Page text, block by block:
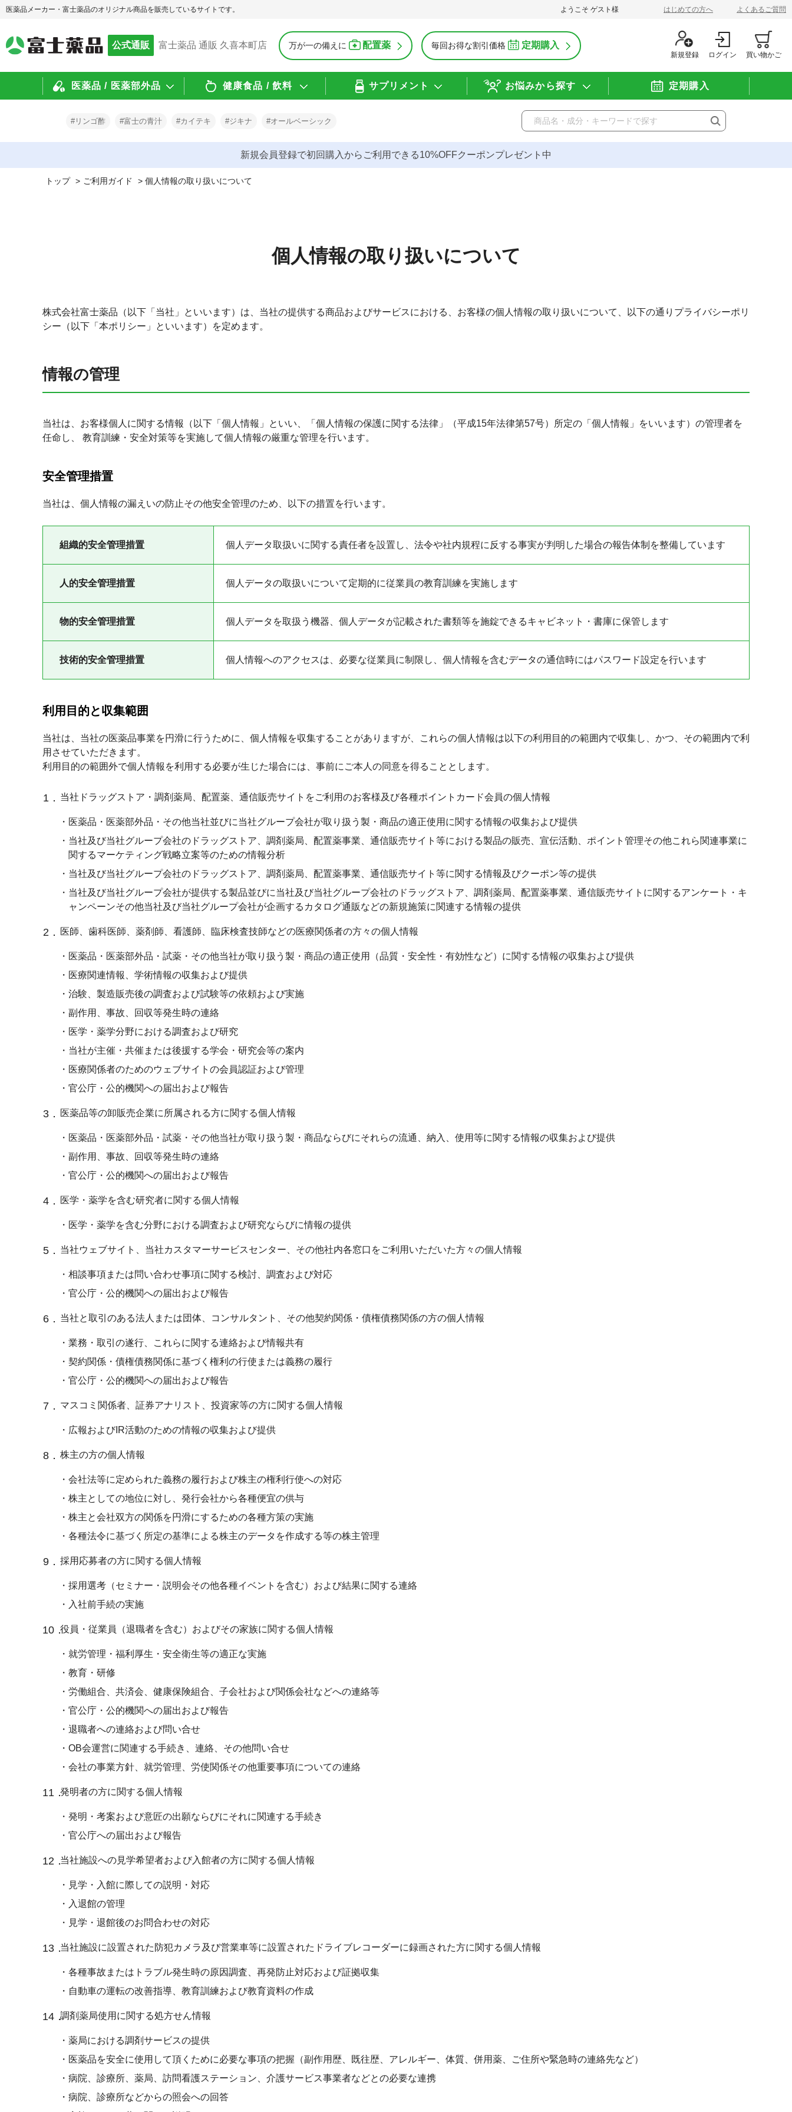
医薬品メーカー・富士薬品のオリジナル商品を販売しているサイトです。 ようこそ ゲスト 様 はじめての方へ よくあるご質問
公式通販 富士薬品 通販 久喜本町店 万が一の備えに 配置薬 毎回お得な割引価格 定期購入
新規登録 ログイン 買い物かご
医薬品 / 医薬部外品 健康食品 / 飲料 サプリメント お悩みから探す 定期購入
#リンゴ酢 #富士の青汁 #カイテキ #ジキナ #オールベーシック
新規会員登録で初回購入からご利用できる10%OFFクーポンプレゼント中
トップ > ご利用ガイド > 個人情報の取り扱いについて
個人情報の取り扱いについて
株式会社富士薬品（以下「当社」といいます）は、当社の提供する商品およびサービスにおける、お客様の個人情報の取り扱いについて、以下の通りプライバシーポリ
シー（以下「本ポリシー」といいます）を定めます。
情報の管理
当社は、お客様個人に関する情報（以下「個人情報」といい、「個人情報の保護に関する法律」（平成15年法律第57号）所定の「個人情報」をいいます）の管理者を
任命し、 教育訓練・安全対策等を実施して個人情報の厳重な管理を行います。
安全管理措置
当社は、個人情報の漏えいの防止その他安全管理のため、以下の措置を行います。
組織的安全管理措置 個人データ取扱いに関する責任者を設置し、法令や社内規程に反する事実が判明した場合の報告体制を整備しています
人的安全管理措置 個人データの取扱いについて定期的に従業員の教育訓練を実施します
物的安全管理措置 個人データを取扱う機器、個人データが記載された書類等を施錠できるキャビネット・書庫に保管します
技術的安全管理措置 個人情報へのアクセスは、必要な従業員に制限し、個人情報を含むデータの通信時にはパスワード設定を行います
利用目的と収集範囲
当社は、当社の医薬品事業を円滑に行うために、個人情報を収集することがありますが、これらの個人情報は以下の利用目的の範囲内で収集し、かつ、その範囲内で利
用させていただきます。
利用目的の範囲外で個人情報を利用する必要が生じた場合には、事前にご本人の同意を得ることとします。
1． 当社ドラッグストア・調剤薬局、配置薬、通信販売サイトをご利用のお客様及び各種ポイントカード会員の個人情報
・医薬品・医薬部外品・その他当社並びに当社グループ会社が取り扱う製・商品の適正使用に関する情報の収集および提供
・当社及び当社グループ会社のドラッグストア、調剤薬局、配置薬事業、通信販売サイト等における製品の販売、宣伝活動、ポイント管理その他これら関連事業に
関するマーケティング戦略立案等のための情報分析
・当社及び当社グループ会社のドラッグストア、調剤薬局、配置薬事業、通信販売サイト等に関する情報及びクーポン等の提供
・当社及び当社グループ会社が提供する製品並びに当社及び当社グループ会社のドラッグストア、調剤薬局、配置薬事業、通信販売サイトに関するアンケート・キ
ャンペーンその他当社及び当社グループ会社が企画するカタログ通販などの新規施策に関連する情報の提供
2． 医師、歯科医師、薬剤師、看護師、臨床検査技師などの医療関係者の方々の個人情報
・医薬品・医薬部外品・試薬・その他当社が取り扱う製・商品の適正使用（品質・安全性・有効性など）に関する情報の収集および提供
・医療関連情報、学術情報の収集および提供
・治験、製造販売後の調査および試験等の依頼および実施
・副作用、事故、回収等発生時の連絡
・医学・薬学分野における調査および研究
・当社が主催・共催または後援する学会・研究会等の案内
・医療関係者のためのウェブサイトの会員認証および管理
・官公庁・公的機関への届出および報告
3． 医薬品等の卸販売企業に所属される方に関する個人情報
・医薬品・医薬部外品・試薬・その他当社が取り扱う製・商品ならびにそれらの流通、納入、使用等に関する情報の収集および提供
・副作用、事故、回収等発生時の連絡
・官公庁・公的機関への届出および報告
4． 医学・薬学を含む研究者に関する個人情報
・医学・薬学を含む分野における調査および研究ならびに情報の提供
5． 当社ウェブサイト、当社カスタマーサービスセンター、その他社内各窓口をご利用いただいた方々の個人情報
・相談事項または問い合わせ事項に関する検討、調査および対応
・官公庁・公的機関への届出および報告
6． 当社と取引のある法人または団体、コンサルタント、その他契約関係・債権債務関係の方の個人情報
・業務・取引の遂行、これらに関する連絡および情報共有
・契約関係・債権債務関係に基づく権利の行使または義務の履行
・官公庁・公的機関への届出および報告
7． マスコミ関係者、証券アナリスト、投資家等の方に関する個人情報
・広報およびIR活動のための情報の収集および提供
8． 株主の方の個人情報
・会社法等に定められた義務の履行および株主の権利行使への対応
・株主としての地位に対し、発行会社から各種便宜の供与
・株主と会社双方の関係を円滑にするための各種方策の実施
・各種法令に基づく所定の基準による株主のデータを作成する等の株主管理
9． 採用応募者の方に関する個人情報
・採用選考（セミナー・説明会その他各種イベントを含む）および結果に関する連絡
・入社前手続の実施
10．役員・従業員（退職者を含む）およびその家族に関する個人情報
・就労管理・福利厚生・安全衛生等の適正な実施
・教育・研修
・労働組合、共済会、健康保険組合、子会社および関係会社などへの連絡等
・官公庁・公的機関への届出および報告
・退職者への連絡および問い合せ
・OB会運営に関連する手続き、連絡、その他問い合せ
・会社の事業方針、就労管理、労使関係その他重要事項についての連絡
11．発明者の方に関する個人情報
・発明・考案および意匠の出願ならびにそれに関連する手続き
・官公庁への届出および報告
12．当社施設への見学希望者および入館者の方に関する個人情報
・見学・入館に際しての説明・対応
・入退館の管理
・見学・退館後のお問合わせの対応
13．当社施設に設置された防犯カメラ及び営業車等に設置されたドライブレコーダーに録画された方に関する個人情報
・各種事故またはトラブル発生時の原因調査、再発防止対応および証拠収集
・自動車の運転の改善指導、教育訓練および教育資料の作成
14．調剤薬局使用に関する処方せん情報
・薬局における調剤サービスの提供
・医薬品を安全に使用して頂くために必要な事項の把握（副作用歴、既往歴、アレルギー、体質、併用薬、ご住所や緊急時の連絡先など）
・病院、診療所、薬局、訪問看護ステーション、介護サービス事業者などとの必要な連携
・病院、診療所などからの照会への回答